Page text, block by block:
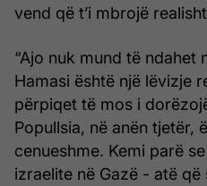
vend që t’i mbrojë
“Ajo nuk mund të ndahet
Hamasi është një lëvizje
përpiqet të mos i
Popullsia, në anën tjetër,
cenueshme. Kemi parë
izraelite në Gazë - atë